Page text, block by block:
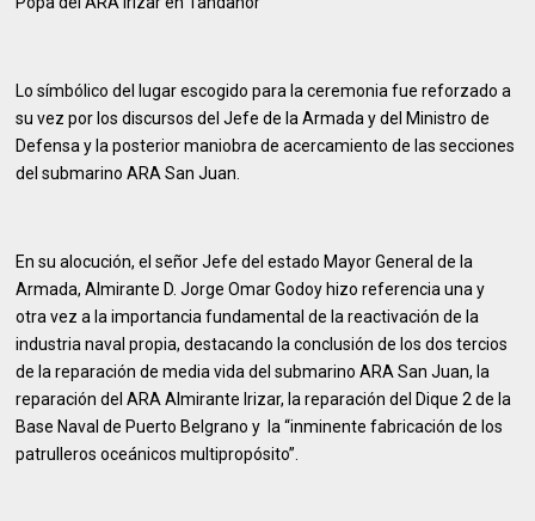
Lo símbólico del lugar escogido para la ceremonia fue reforzado a
su vez por los discursos del Jefe de la Armada y del Ministro de
Defensa y la posterior maniobra de acercamiento de las secciones
del submarino ARA San Juan.
En su alocución, el señor Jefe del estado Mayor General de la
Armada, Almirante D. Jorge Omar Godoy hizo referencia una y
otra vez a la importancia fundamental de la reactivación de la
industria naval propia, destacando la conclusión de los dos tercios
de la reparación de media vida del submarino ARA San Juan, la
reparación del ARA Almirante Irizar, la reparación del Dique 2 de la
Base Naval de Puerto Belgrano y la “inminente fabricación de los
patrulleros oceánicos multipropósito”.